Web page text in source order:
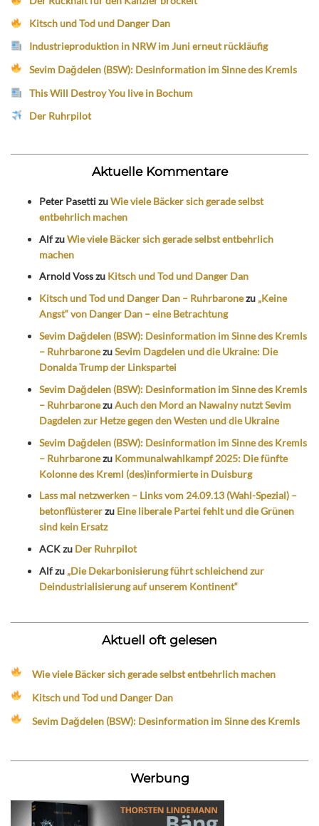
Kitsch und Tod und Danger Dan
Industrieproduktion in NRW im Juni erneut rückläufig
Sevim Dağdelen (BSW): Desinformation im Sinne des Kremls
This Will Destroy You live in Bochum
Der Ruhrpilot
Aktuelle Kommentare
Peter PasettizuWie viele Bäcker sich gerade selbst
entbehrlich machen
AlfzuWie viele Bäcker sich gerade selbst entbehrlich
machen
Arnold Vosszu Kitsch und Tod und Danger Dan
Kitsch und Tod und Danger Dan – Ruhrbaronezu „Keine
Angst“ von Danger Dan – eine Betrachtung
Sevim Dağdelen (BSW): Desinformation im Sinne des Kremls
– RuhrbaronezuSevim Dagdelen und die Ukraine: Die
Donalda Trump der Linkspartei
Sevim Dağdelen (BSW): Desinformation im Sinne des Kremls
– RuhrbaronezuAuch den Mord an Nawalny nutzt Sevim
Dagdelen zur Hetze gegen den Westen und die Ukraine
Sevim Dağdelen (BSW): Desinformation im Sinne des Kremls
– Ruhrbaronezu Kommunalwahlkampf 2025: Die fünfte
Kolonne des Kreml (des)informierte in Duisburg
Lass mal netzwerken – Links vom 24.09.13 (Wahl-Spezial) –
betonflüstererzu Eine liberale Partei fehlt und die Grünen
sind kein Ersatz
ACKzu Der Ruhrpilot
Alfzu „Die Dekarbonisierung führt schleichend zur
Deindustrialisierung auf unserem Kontinent“
Aktuell oft gelesen
Wie viele Bäcker sich gerade selbst entbehrlich machen
Kitsch und Tod und Danger Dan
Sevim Dağdelen (BSW): Desinformation im Sinne des Kremls
Werbung